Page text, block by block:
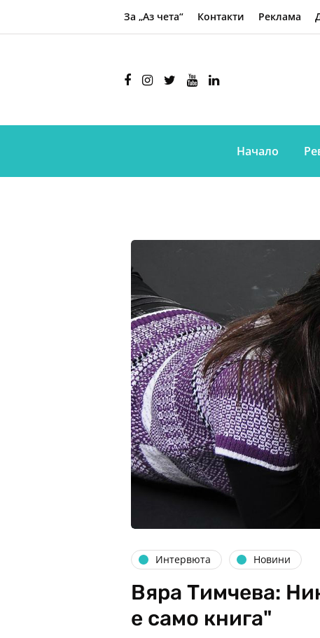
За „Аз чета“ Контакти Реклама
Начало
Интервюта Новини
Вяра Тимчева:
е само книга"